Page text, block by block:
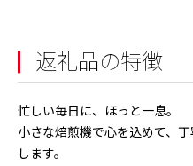
返礼品の特徴
忙しい毎日に、ほっと一息。
小さな焙煎機で心を込めて、
します。